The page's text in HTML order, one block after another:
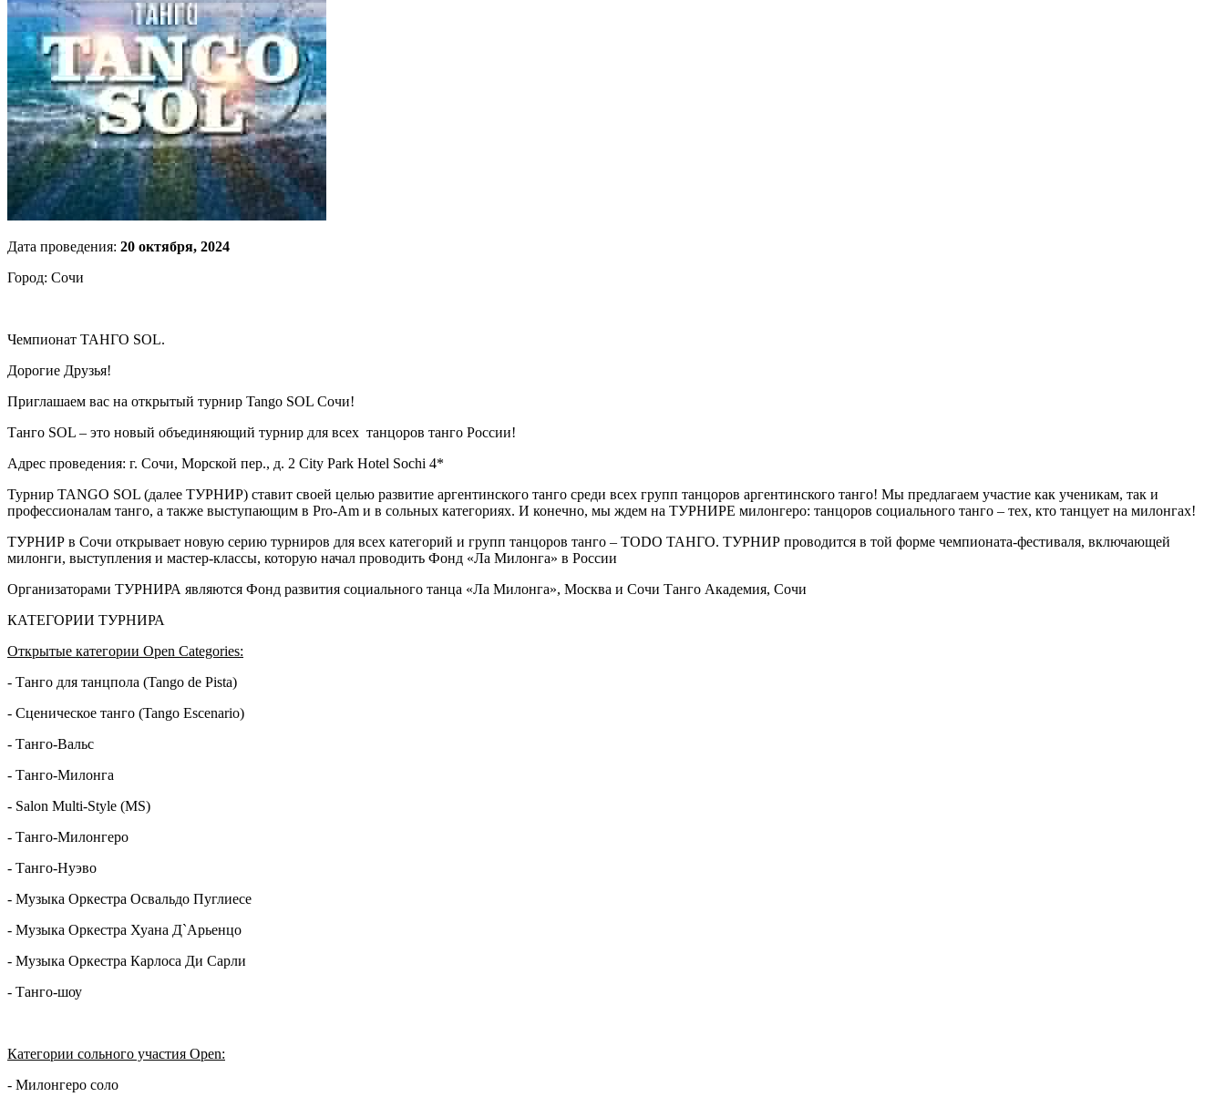
Дата проведения: 20 октября, 2024
Город: Сочи
Чемпионат ТАНГО SOL.
Дорогие Друзья!
Приглашаем вас на открытый турнир Tango SOL Сочи!
Танго SOL – это новый объединяющий турнир для всех танцоров танго России!
Адрес проведения: г. Сочи, Морской пер., д. 2 City Park Hotel Sochi 4*
Турнир TANGO SOL (далее ТУРНИР) ставит своей целью развитие аргентинского танго среди всех групп танцоров аргентинского танго! Мы предлагаем участие как ученикам, так и
профессионалам танго, а также выступающим в Pro-Am и в сольных категориях. И конечно, мы ждем на ТУРНИРЕ милонгеро: танцоров социального танго – тех, кто танцует на милонгах!
ТУРНИР в Сочи открывает новую серию турниров для всех категорий и групп танцоров танго – TODO ТАНГО. ТУРНИР проводится в той форме чемпионата-фестиваля, включающей
милонги, выступления и мастер-классы, которую начал проводить Фонд «Ла Милонга» в России
Организаторами ТУРНИРА являются Фонд развития социального танца «Ла Милонга», Москва и Сочи Танго Академия, Сочи
КАТЕГОРИИ ТУРНИРА
Открытые категории Open Categories:
- Танго для танцпола (Tango de Pista)
- Сценическое танго (Tango Escenario)
- Танго-Вальс
- Танго-Милонга
- Salon Multi-Style (MS)
- Танго-Милонгеро
- Танго-Нуэво
- Музыка Оркестра Освальдо Пуглиесе
- Музыка Оркестра Хуана Д`Арьенцо
- Музыка Оркестра Карлоса Ди Сарли
- Танго-шоу
Категории сольного участия Open:
- Милонгеро соло